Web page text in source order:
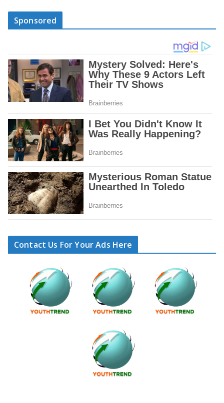
Sponsored
Contact Us For Your Ads Here